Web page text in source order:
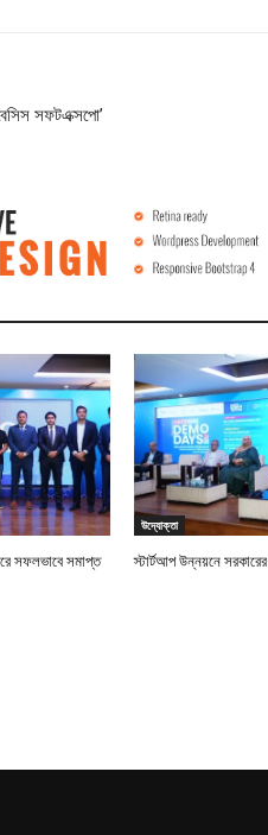
সফটএক্সপো’
সফলভাবে সমাপ্ত
উদ্যোক্তা
স্টার্টআপ উন্নয়নে